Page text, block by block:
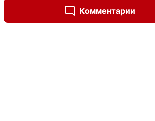
Комментарии